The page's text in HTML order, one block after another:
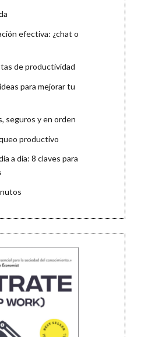
efectiva: ¿chat o
de productividad
para mejorar tu
seguros y en orden
productivo
a día: 8 claves para